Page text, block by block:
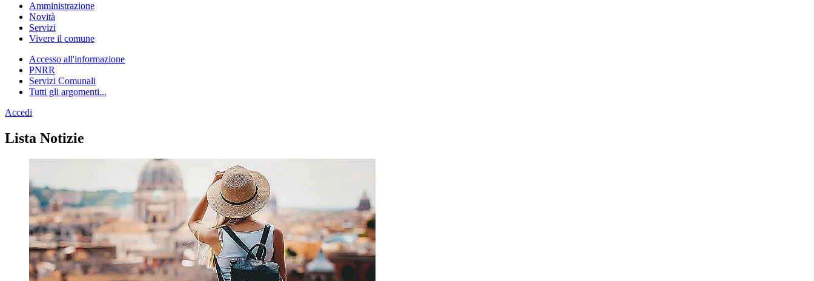
Amministrazione
Novità
Servizi
Vivere il comune
Accesso all'informazione
PNRR
Servizi Comunali
Tutti gli argomenti...
Accedi
Homepage
Lista Notizie